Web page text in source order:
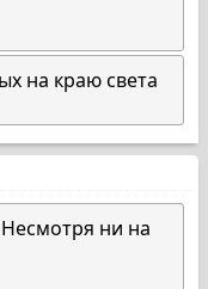
на краю света
ни на